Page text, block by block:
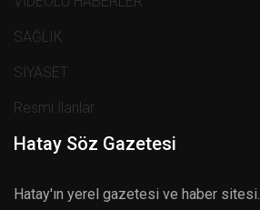
SAĞLIK
SİYASET
Resmi İlanlar
Hatay Söz Gazetesi
Hatay'ın yerel gazetesi ve haber sitesi.